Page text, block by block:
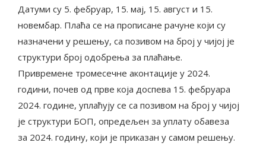
Датуми су 5. фебруар, 15. мај, 15. август и 15.
новембар. Плаћа се на прописане рачуне који су
назначени у решењу, са позивом на број у чијој је
структури број одобрења за плаћање.
Привремене тромесечне аконтације у 2024.
години, почев од прве која доспева 15. фебруара
2024. године, уплаћују се са позивом на број у чијој
је структури БОП, опредељен за уплату обавеза
за 2024. годину, који је приказан у самом решењу.